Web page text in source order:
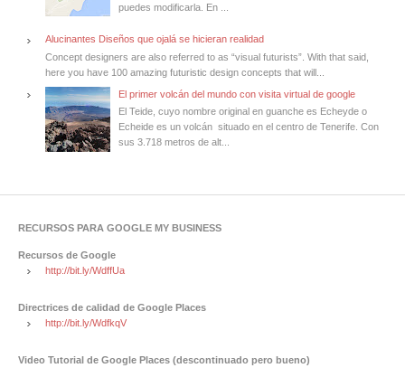
puedes modificarla. En ...
Alucinantes Diseños que ojalá se hicieran realidad
Concept designers are also referred to as “visual futurists”. With that said,
here you have 100 amazing futuristic design concepts that will...
El primer volcán del mundo con visita virtual de google
El Teide, cuyo nombre original en guanche es Echeyde o
Echeide es un volcán situado en el centro de Tenerife. Con
sus 3.718 metros de alt...
RECURSOS PARA GOOGLE MY BUSINESS
Recursos de Google
http://bit.ly/WdffUa
Directrices de calidad de Google Places
http://bit.ly/WdfkqV
Video Tutorial de Google Places (descontinuado pero bueno)